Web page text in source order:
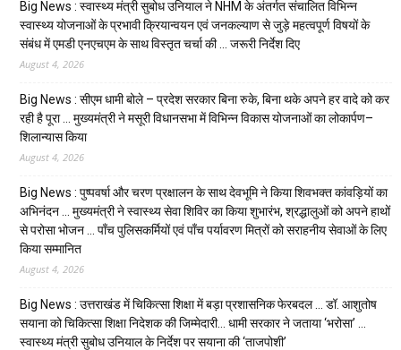
Big News : स्वास्थ्य मंत्री सुबोध उनियाल ने NHM के अंतर्गत संचालित विभिन्न
स्वास्थ्य योजनाओं के प्रभावी क्रियान्वयन एवं जनकल्याण से जुड़े महत्वपूर्ण विषयों के
संबंध में एमडी एनएचएम के साथ विस्तृत चर्चा की … जरूरी निर्देश दिए
August 4, 2026
Big News : सीएम धामी बोले – प्रदेश सरकार बिना रुके, बिना थके अपने हर वादे को कर
रही है पूरा … मुख्यमंत्री ने मसूरी विधानसभा में विभिन्न विकास योजनाओं का लोकार्पण–
शिलान्यास किया
August 4, 2026
Big News : पुष्पवर्षा और चरण प्रक्षालन के साथ देवभूमि ने किया शिवभक्त कांवड़ियों का
अभिनंदन … मुख्यमंत्री ने स्वास्थ्य सेवा शिविर का किया शुभारंभ, श्रद्धालुओं को अपने हाथों
से परोसा भोजन … पाँच पुलिसकर्मियों एवं पाँच पर्यावरण मित्रों को सराहनीय सेवाओं के लिए
किया सम्मानित
August 4, 2026
Big News : उत्तराखंड में चिकित्सा शिक्षा में बड़ा प्रशासनिक फेरबदल … डॉ. आशुतोष
सयाना को चिकित्सा शिक्षा निदेशक की जिम्मेदारी… धामी सरकार ने जताया ‘भरोसा’ …
स्वास्थ्य मंत्री सुबोध उनियाल के निर्देश पर सयाना की ‘ताजपोशी’